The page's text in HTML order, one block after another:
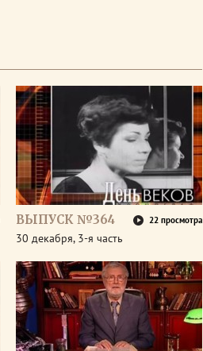
ВЫПУСК №364 22 просмотра
30 декабря, 3-я часть